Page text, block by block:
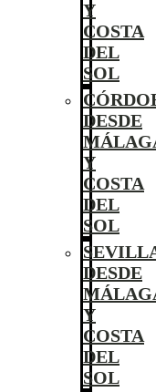
Y
COSTA
DEL
SOL
DESDE
Y
COSTA
DEL
SOL
DESDE
Y
COSTA
DEL
SOL